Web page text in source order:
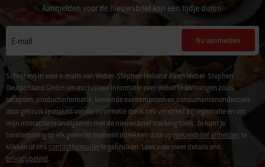
Aanmelden voor de nieuwsbrief kan een tijdje duren.
E-mail Nu aanmelden
Schrijf mij in voor e-mails van Weber-Stephen Holland BV en Weber-Stephen
Deutschland GmbH om exclusieve informatie over Weber te ontvangen zoals
recepten, productinformatie, komende evenementen en consumentenonderzoek
door gebruik te maken van de informatie die ik heb verstrekt bij registratie en om
mijn interactie te analyseren met de nieuwsbrief tracking tools. Je kunt je
toestemming op elk gewenst moment intrekken door op nieuwsbrief afmeldente
klikken of ons contactformulierte gebruiken. Lees voor meer details ons
privacybeleid.